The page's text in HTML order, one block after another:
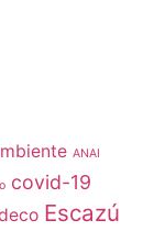
ANAI
covid-19
Escazú